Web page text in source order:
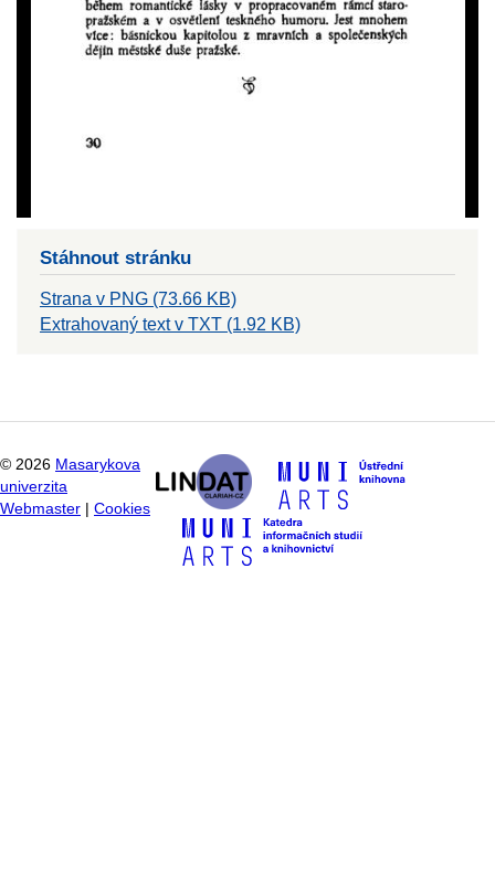
Stáhnout stránku
Strana v PNG (73.66 KB)
Extrahovaný text v TXT (1.92 KB)
© 2026 Masarykova
univerzita
Webmaster
Cookies